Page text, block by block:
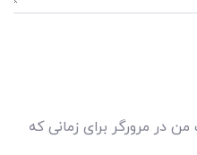
در مرورگر برای زمانی که